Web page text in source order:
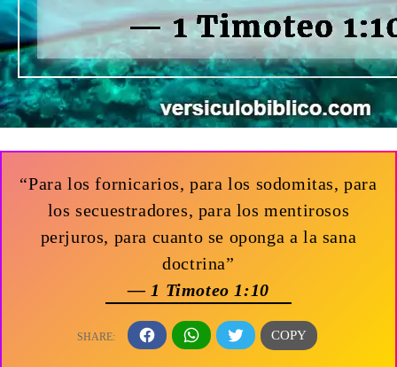
“Para los fornicarios, para los sodomitas, para
los secuestradores, para los mentirosos
perjuros, para cuanto se oponga a la sana
doctrina”
— 1 Timoteo 1:10